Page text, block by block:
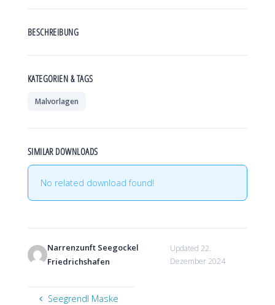
DRI
BESCHREIBUNG
KATEGORIEN & TAGS
Malvorlagen
SIMILAR DOWNLOADS
No related download found!
Narrenzunft Seegockel
Friedrichshafen
Updated 22.
Dezember 2024
Seegrendl Maske